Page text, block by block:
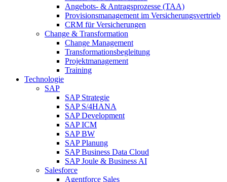
Angebots- & Antragsprozesse (TAA)
Provisionsmanagement im Versicherungsvertrieb
CRM für Versicherungen
Change & Transformation
Change Management
Transformationsbegleitung
Projektmanagement
Training
Technologie
SAP
SAP Strategie
SAP S/4HANA
SAP Development
SAP ICM
SAP BW
SAP Planung
SAP Business Data Cloud
SAP Joule & Business AI
Salesforce
Agentforce Sales